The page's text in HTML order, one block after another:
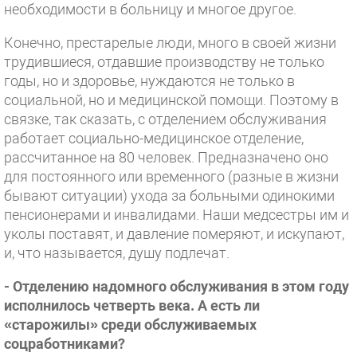
необходимости в больницу и многое другое.
Конечно, престарелые люди, много в своей жизни
трудившиеся, отдавшие производству не только
годы, но и здоровье, нуждаются не только в
социальной, но и медицинской помощи. Поэтому в
связке, так сказать, с отделением обслуживания
работает социально-медицинское отделение,
рассчитанное на 80 человек. Предназначено оно
для постоянного или временного (разные в жизни
бывают ситуации) ухода за больными одинокими
пенсионерами и инвалидами. Наши медсестры им и
уколы поставят, и давление померяют, и искупают,
и, что называется, душу подлечат.
- Отделению надомного обслуживания в этом году
исполнилось четверть века. А есть ли
«старожилы» среди обслуживаемых
соцработниками?